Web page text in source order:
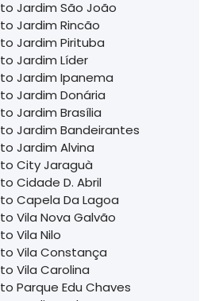
Jardim São João
Jardim Rincão
Jardim Pirituba
Jardim Líder
Jardim Ipanema
Jardim Donária
Jardim Brasília
Jardim Bandeirantes
Jardim Alvina
City Jaraguà
Cidade D. Abril
Capela Da Lagoa
Vila Nova Galvão
Vila Nilo
Vila Constança
Vila Carolina
Parque Edu Chaves